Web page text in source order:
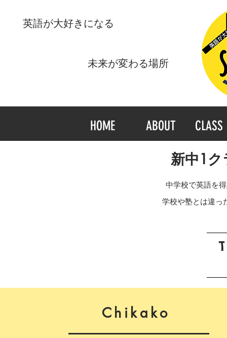
​英語が大好きになる
​未来が変わる場所
HOME ABOUT
新中1ク
中学校で英語を
学校や塾とは違っ
Chikako